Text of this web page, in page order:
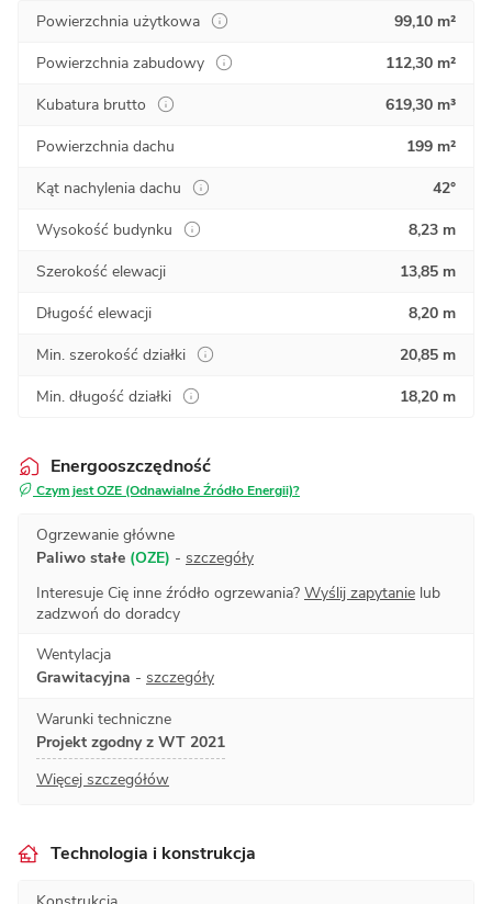
Powierzchnia użytkowa
99,10 m²
Powierzchnia zabudowy
112,30 m²
Kubatura brutto
619,30 m³
Powierzchnia dachu
199 m²
Kąt nachylenia dachu
42°
Wysokość budynku
8,23 m
Szerokość elewacji
13,85 m
Długość elewacji
8,20 m
Min. szerokość działki
20,85 m
Min. długość działki
18,20 m
Energooszczędność
Czym jest OZE (Odnawialne Źródło Energii)?
Ogrzewanie główne
Paliwo stałe (OZE) - szczegóły
Interesuje Cię inne źródło ogrzewania? Wyślij zapytanie lub
zadzwoń do doradcy
Wentylacja
Grawitacyjna - szczegóły
Warunki techniczne
Projekt zgodny z WT 2021
Więcej szczegółów
Technologia i konstrukcja